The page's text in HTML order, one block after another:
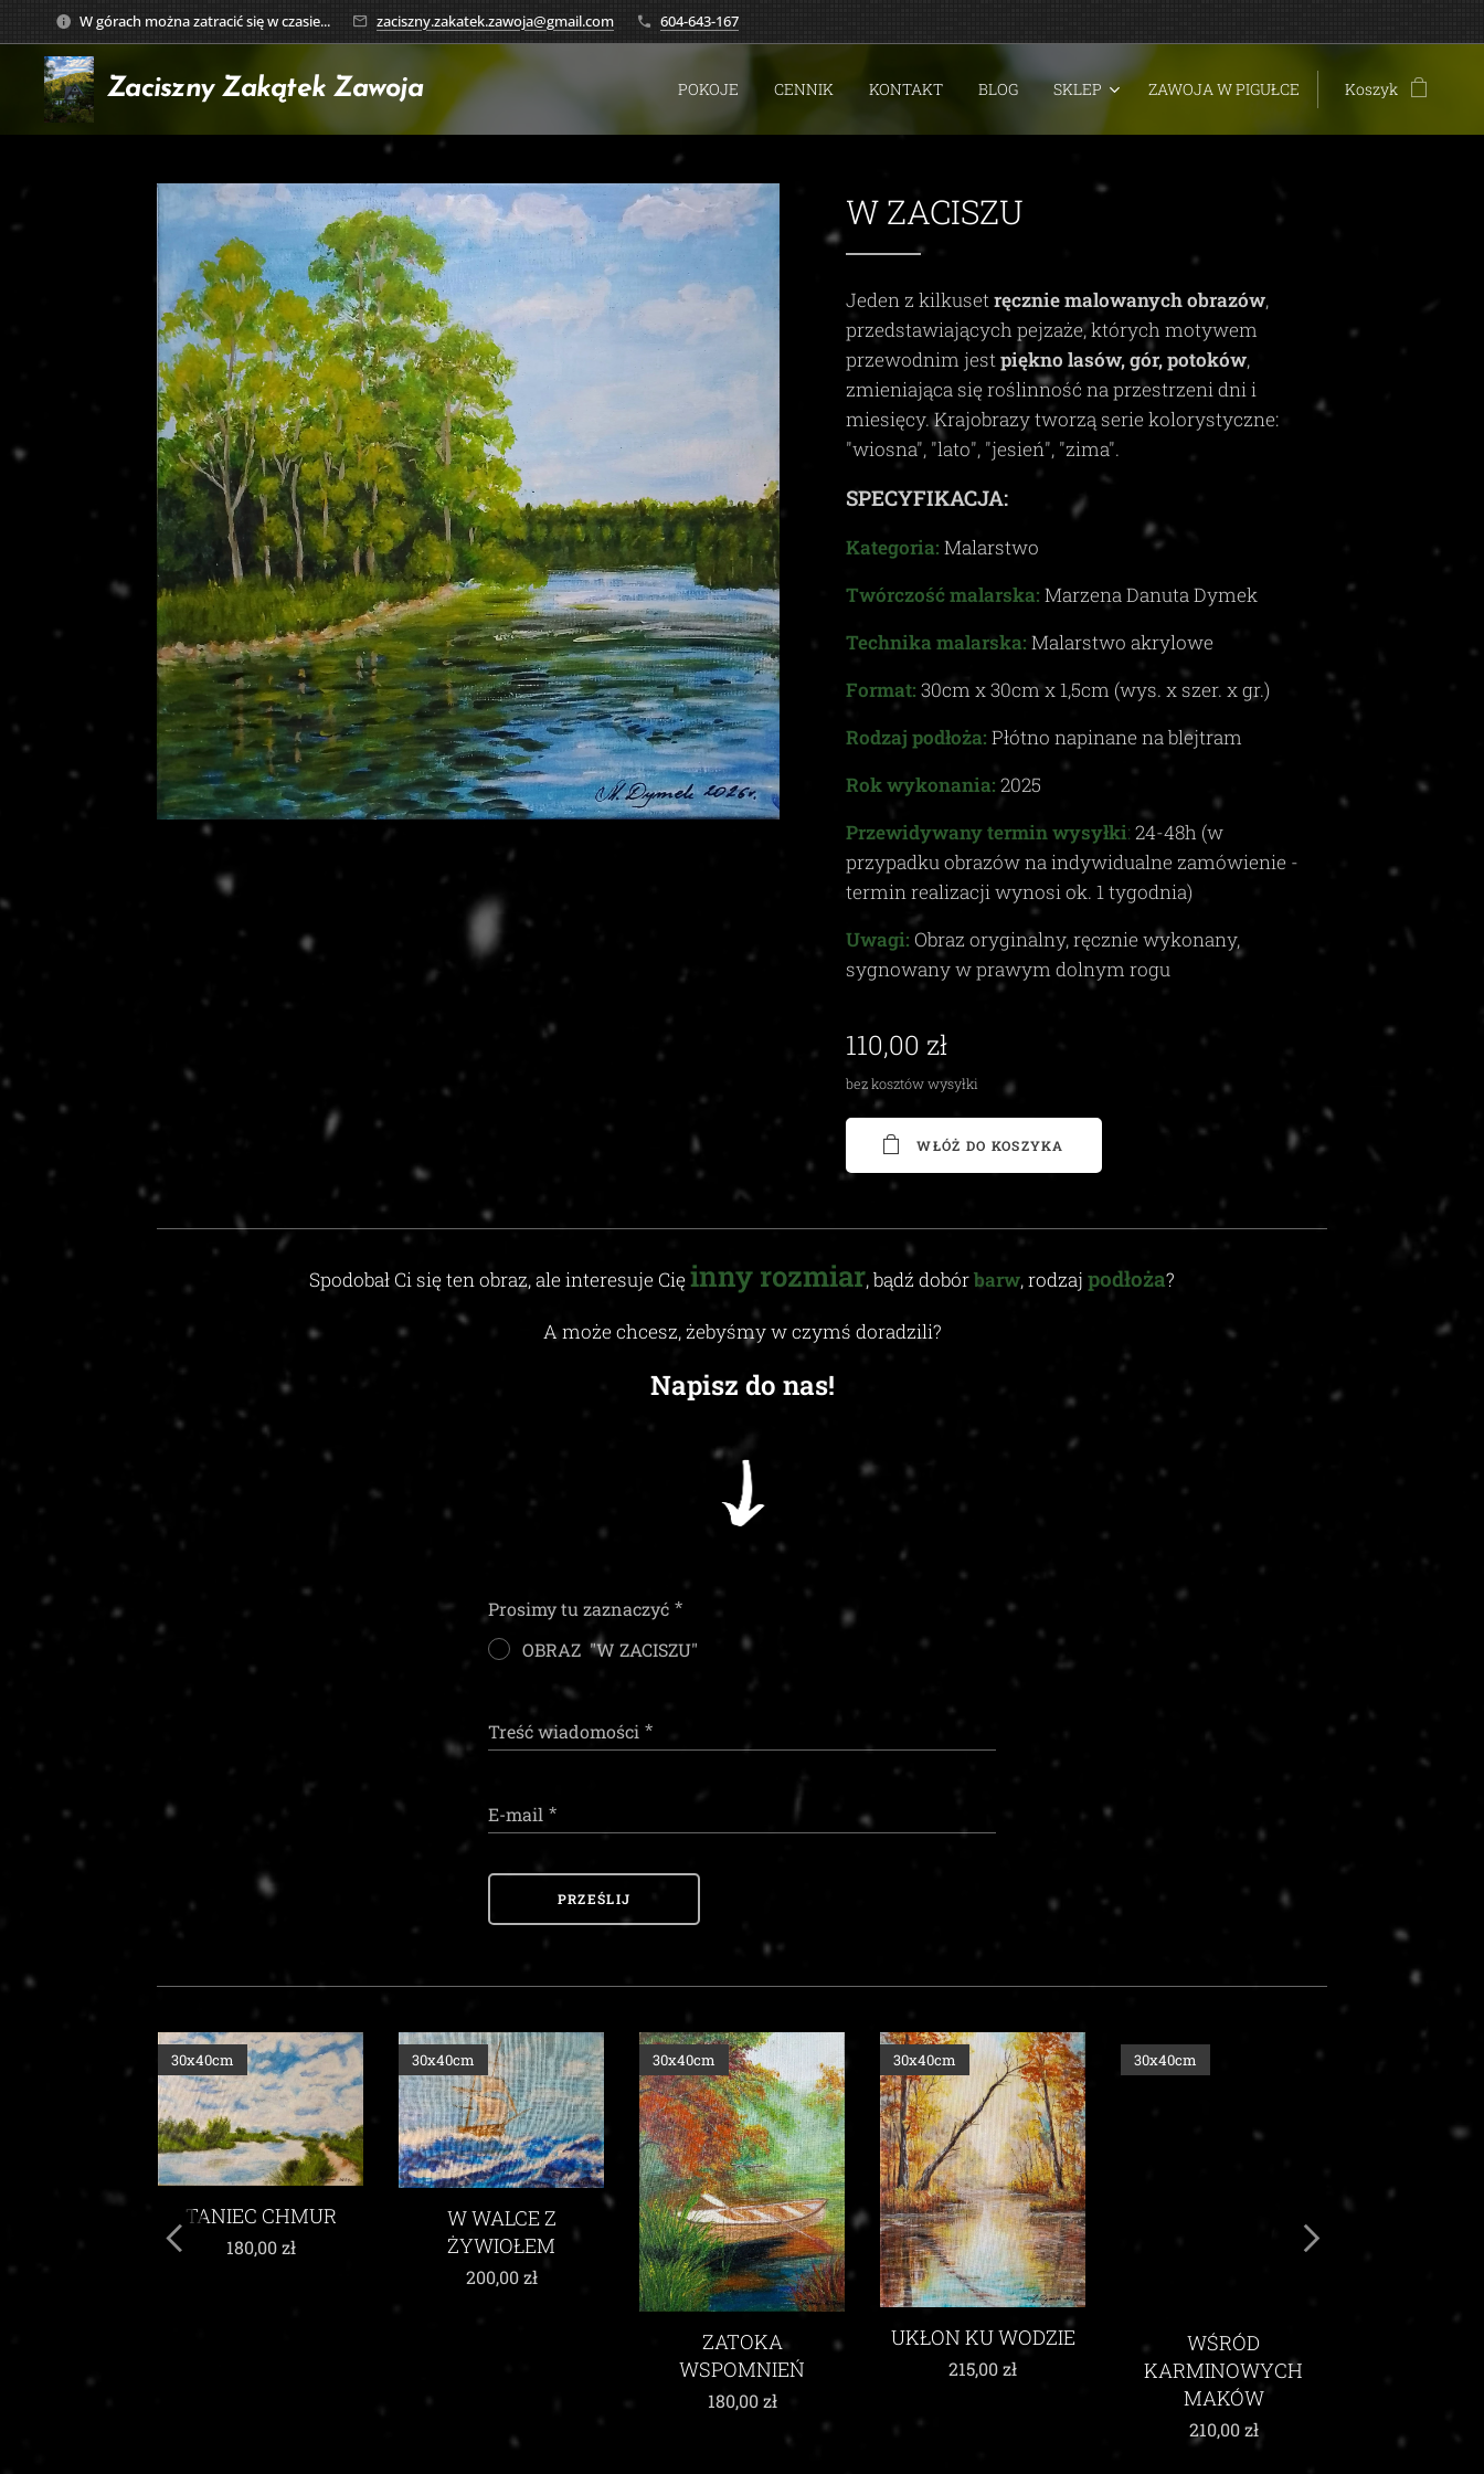
W górach można zatracić się w czasie... zaciszny.zakatek.zawoja@gmail.com 604-643-167
Zaciszny Zakątek Zawoja POKOJE CENNIK KONTAKT BLOG SKLEP ZAWOJA W PIGUŁCE Koszyk
W ZACISZU
Jeden z kilkusetręcznie malowanych obrazów,
przedstawiających pejzaże, których motywem
przewodnim jestpiękno lasów, gór, potoków,
zmieniająca się roślinność na przestrzeni dni i
miesięcy. Krajobrazy tworzą serie kolorystyczne:
"wiosna", "lato", "jesień", "zima".
SPECYFIKACJA:
Kategoria: Malarstwo
Twórczość malarska: Marzena Danuta Dymek
Technika malarska: Malarstwo akrylowe
Format: 30cm x30cm x 1,5cm (wys. x szer. x gr.)
Rodzaj podłoża: Płótno napinane na blejtram
Rok wykonania: 2025
Przewidywany termin wysyłki: 24-48h (w
przypadku obrazów na indywidualne zamówienie -
termin realizacji wynosi ok.1tygodnia)
Uwagi: Obraz oryginalny, ręcznie wykonany,
sygnowany w prawym dolnym rogu
110,00 zł
bez kosztów wysyłki
WŁÓŻ DO KOSZYKA
Spodobał Ci się ten obraz, ale interesuje Cięinny rozmiar, bądź dobórbarw, rodzaj podłoża?
A może chcesz, żebyśmy w czymś doradzili?
Napisz do nas!
Prosimy tu zaznaczyć
OBRAZ "W ZACISZU"
Treść wiadomości
E-mail
PRZEŚLIJ
TANIEC CHMUR
30x40cm
180,00zł
W WALCE Z
ŻYWIOŁEM
30x40cm
200,00zł
ZATOKA
WSPOMNIEŃ
30x40cm
180,00zł
UKŁON KU WODZIE
30x40cm
215,00zł
WŚRÓD
KARMINOWYCH
MAKÓW
30x40cm
210,00zł